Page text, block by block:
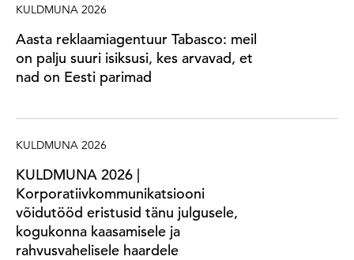
KULDMUNA 2026
Aasta reklaamiagentuur Tabasco: meil
on palju suuri isiksusi, kes arvavad, et
nad on Eesti parimad
KULDMUNA 2026
KULDMUNA 2026 |
Korporatiivkommunikatsiooni
võidutööd eristusid tänu julgusele,
kogukonna kaasamisele ja
rahvusvahelisele haardele